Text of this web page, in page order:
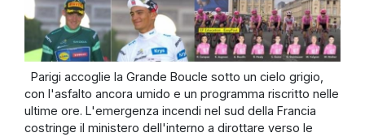
Parigi accoglie la Grande Boucle sotto un cielo grigio,
con l'asfalto ancora umido e un programma riscritto nelle
ultime ore. L'emergenza incendi nel sud della Francia
costringe il ministero dell'interno a dirottare verso le